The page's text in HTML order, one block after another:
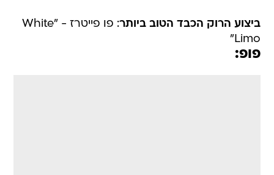
ביצוע הרוק הכבד הטוב ביותר
: פו פייטרז - "White
Limo"
פופ: